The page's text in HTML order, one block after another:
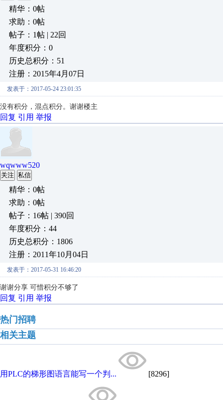
精华：0帖
求助：0帖
帖子：1帖 | 22回
年度积分：0
历史总积分：51
注册：2015年4月07日
发表于：2017-05-24 23:01:35
没有积分，混点积分。谢谢楼主
回复 引用 举报
wqwww520
关注 私信
精华：0帖
求助：0帖
帖子：16帖 | 390回
年度积分：44
历史总积分：1806
注册：2011年10月04日
发表于：2017-05-31 16:46:20
谢谢分享 可惜积分不够了
回复 引用 举报
热门招聘
相关主题
用PLC的梯形图语言能写一个判... [8296]